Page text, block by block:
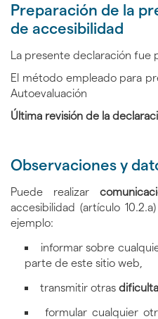
Preparación de la
de accesibilidad
La presente declaración
El método empleado para
Autoevaluación
Última revisión de la
Observaciones y
Puede realizar
accesibilidad (artículo
ejemplo:
informar sobre
parte de este sitio web,
transmitir otras
formular cualquier